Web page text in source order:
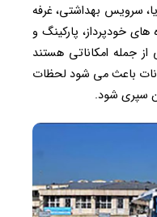
سرویس بهداشتی، غرفه
خودپرداز، پارکینگ و
جمله امکاناتی هستند
باعث می شود لحظات
سپری شود.